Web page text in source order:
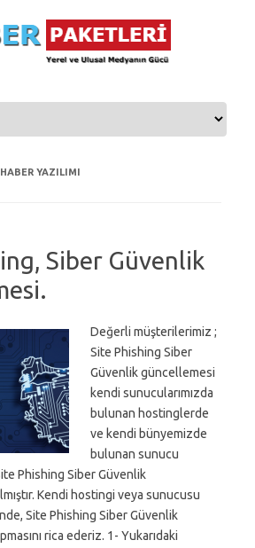
YAZILIMI
Siber Güvenlik
Değerli müşterilerimiz ;
Site Phishing Siber
Güvenlik güncellemesi
kendi sunucularımızda
bulunan hostinglerde
ve kendi bünyemizde
bulunan sunucu
Phishing Siber Güvenlik
Kendi hostingi veya sunucusu
Site Phishing Siber Güvenlik
rica ederiz. 1- Yukarıdaki